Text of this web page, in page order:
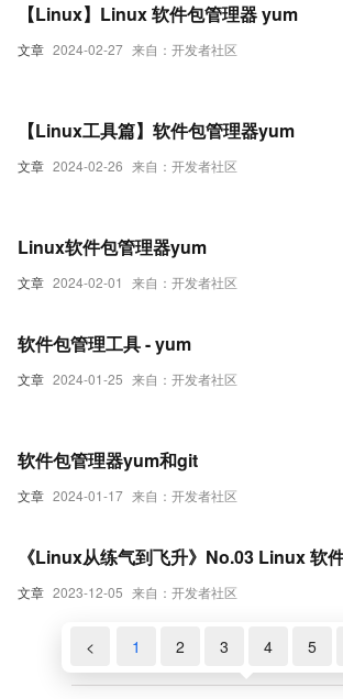
文章 2024-02-27 来自：开发者社区
【Linux】Linux 软件包管理器 yum
文章 2024-02-26 来自：开发者社区
【Linux工具篇】软件包管理器yum
文章 2024-02-01 来自：开发者社区
Linux软件包管理器yum
文章 2024-01-25 来自：开发者社区
软件包管理工具 - yum
文章 2024-01-17 来自：开发者社区
软件包管理器yum和git
文章 2023-12-05 来自：开发者社区
《Linux从练气到飞升》No.03 Linux 软
< 1 2 3 4 5